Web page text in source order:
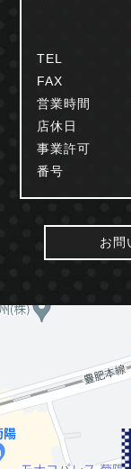
TEL
FAX
営業時間
店休日
事業許可
番号
お問